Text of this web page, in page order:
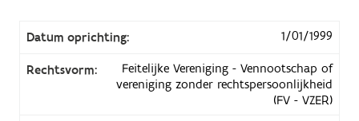
Datum oprichting: 1/01/1999
Rechtsvorm:
Feitelijke Vereniging - Vennootschap of
vereniging zonder rechtspersoonlijkheid
(FV - VZER)